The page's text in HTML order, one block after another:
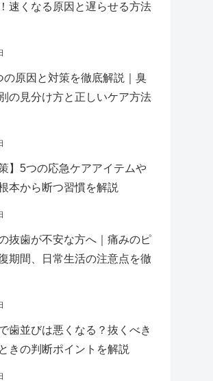
速くなる原因と遅らせる方法
の原因と対策を徹底解説｜臭
の見分け方と正しいケア方法
】5つの応急ケアアイテムや
本から断つ習慣を解説
抜歯が不安な方へ｜痛みのピ
期間、日常生活の注意点を徹
歯並びは悪くなる？抜くべき
きの判断ポイントを解説